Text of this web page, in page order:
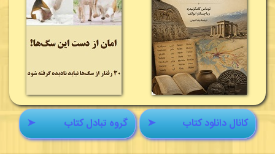
➤ گروه تبادل کتاب ➤ کانال دانلود کتاب